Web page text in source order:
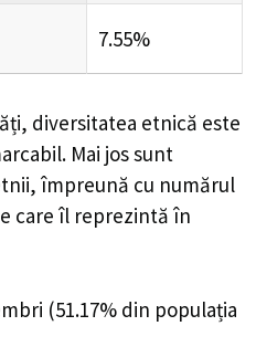
7.55%
diversitatea etnică este
Mai jos sunt
împreună cu numărul
care îl reprezintă în
(51.17% din populația